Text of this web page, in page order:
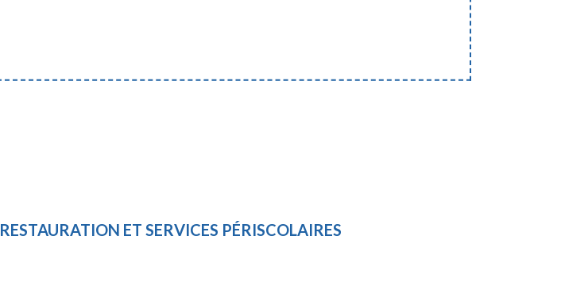
RESTAURATION ET SERVICES PÉRISCOLAIRES